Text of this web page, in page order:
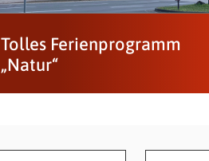
Tolles Ferienprogramm
„Natur“